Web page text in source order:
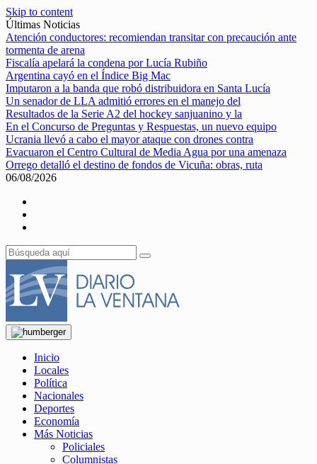
Skip to content
Últimas Noticias
Atención conductores: recomiendan transitar con precaución ante
tormenta de arena
Fiscalía apelará la condena por Lucía Rubiño
Argentina cayó en el Índice Big Mac
Imputaron a la banda que robó distribuidora en Santa Lucía
Un senador de LLA admitió errores en el manejo del
Resultados de la Serie A2 del hockey sanjuanino y la
En el Concurso de Preguntas y Respuestas, un nuevo equipo
Ucrania llevó a cabo el mayor ataque con drones contra
Evacuaron el Centro Cultural de Media Agua por una amenaza
Orrego detalló el destino de fondos de Vicuña: obras, ruta
06/08/2026
Inicio
Locales
Política
Nacionales
Deportes
Economía
Más Noticias
Policiales
Columnistas